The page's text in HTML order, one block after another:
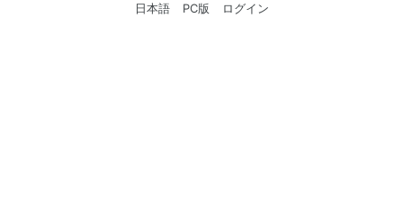
日本語 PC版 ログイン